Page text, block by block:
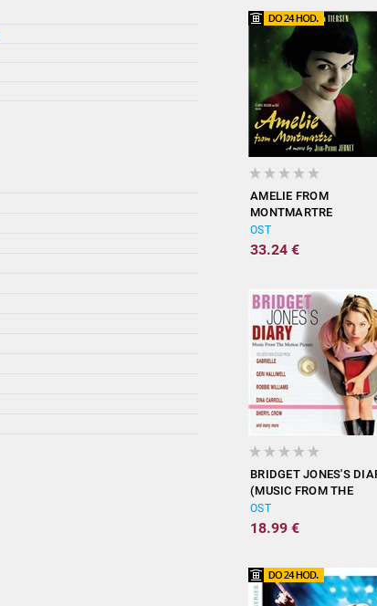
AMELIE FROM
MONTMARTRE
(ORIGINAL
SOUNDTRACK)
OST
33.24 €
BRIDGET JONES'S
(MUSIC FROM THE
MOTION PICTURE)
OST
18.99 €